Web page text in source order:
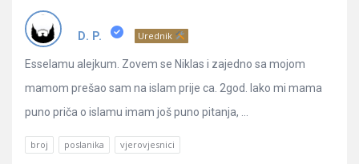
D. P. Urednik
Esselamu alejkum. Zovem se Niklas i zajedno sa mojom
mamom prešao sam na islam prije ca. 2god. Iako mi mama
puno priča o islamu imam još puno pitanja, ...
broj poslanika vjerovjesnici